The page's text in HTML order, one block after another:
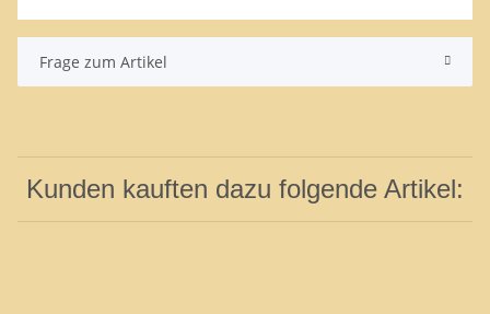
Frage zum Artikel
Kunden kauften dazu folgende Artikel: